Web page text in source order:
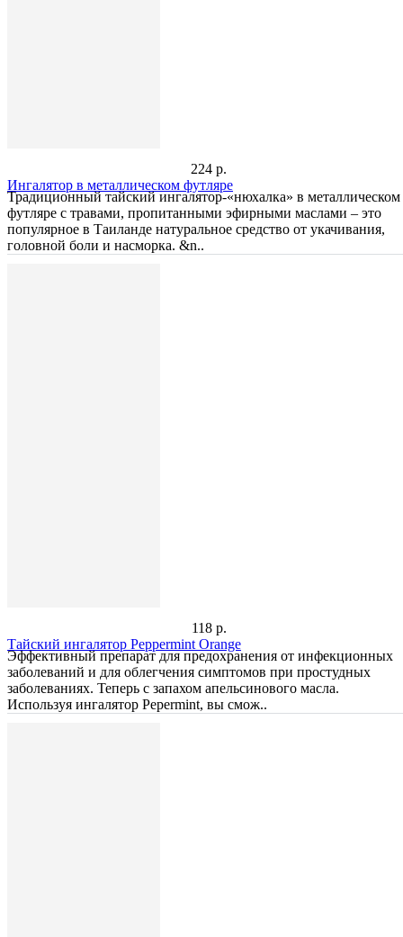
224 р.
Ингалятор в металлическом футляре
Традиционный тайский ингалятор-«нюхалка» в металлическом
футляре с травами, пропитанными эфирными маслами – это
популярное в Таиланде натуральное средство от укачивания,
головной боли и насморка. &n..
118 р.
Тайский ингалятор Peppermint Orange
Эффективный препарат для предохранения от инфекционных
заболеваний и для облегчения симптомов при простудных
заболеваниях. Теперь с запахом апельсинового масла.
Используя ингалятор Pepermint, вы смож..